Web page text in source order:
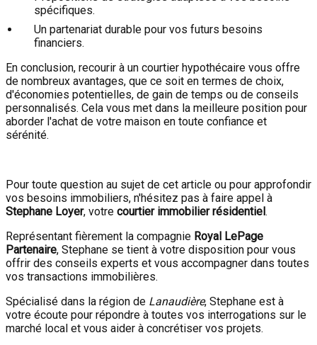
spécifiques.
Un partenariat durable pour vos futurs besoins
financiers.
En conclusion, recourir à un courtier hypothécaire vous offre
de nombreux avantages, que ce soit en termes de choix,
d'économies potentielles, de gain de temps ou de conseils
personnalisés. Cela vous met dans la meilleure position pour
aborder l'achat de votre maison en toute confiance et
sérénité.
Pour toute question au sujet de cet article ou pour approfondir
vos besoins immobiliers, n'hésitez pas à faire appel à
Stephane Loyer, votre courtier immobilier résidentiel.
Représentant fièrement la compagnie Royal LePage
Partenaire, Stephane se tient à votre disposition pour vous
offrir des conseils experts et vous accompagner dans toutes
vos transactions immobilières.
Spécialisé dans la région de Lanaudière, Stephane est à
votre écoute pour répondre à toutes vos interrogations sur le
marché local et vous aider à concrétiser vos projets.